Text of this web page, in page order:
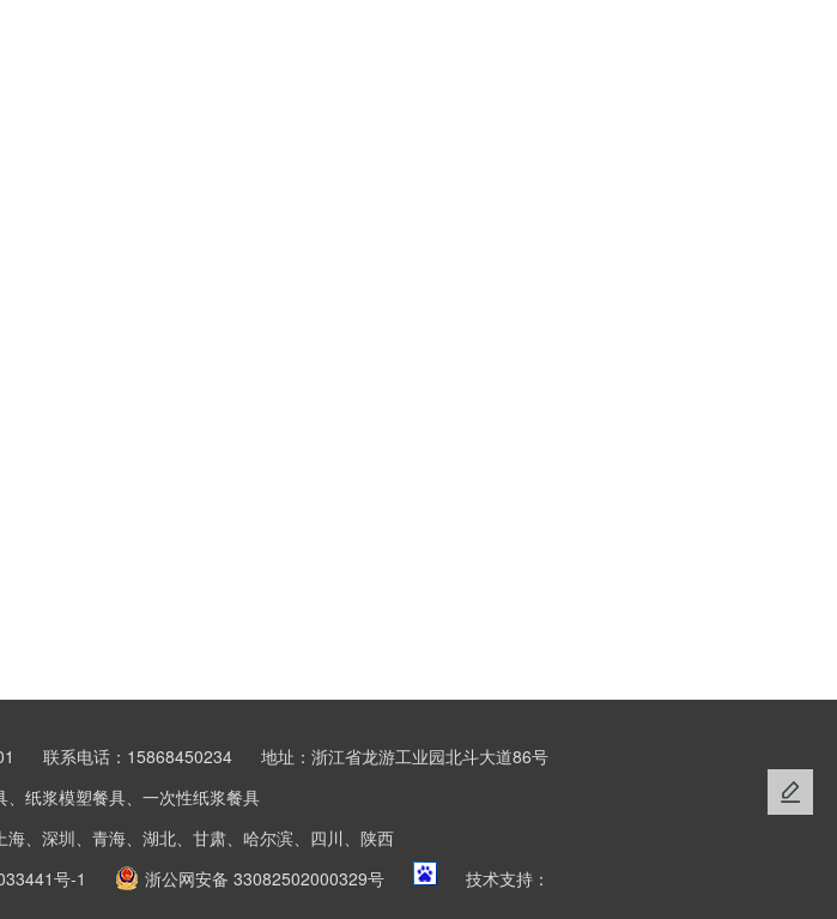
联系电话：15868450234
地址：浙江省龙游工业园北斗大道86号
、纸浆模塑餐具、一次性纸浆餐具
、深圳、青海、湖北、甘肃、哈尔滨、四川、陕西
号-1 浙公网安备 33082502000329号 技术支持：